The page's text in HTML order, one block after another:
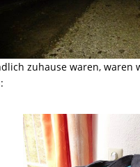
zuhause waren,